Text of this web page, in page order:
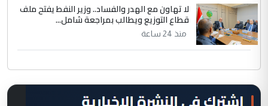
لا تهاون مع الهدر والفساد.. وزير النفط يفتح ملف
قطاع التوزيع ويطالب بمراجعة شامل...
منذ 24 ساعة